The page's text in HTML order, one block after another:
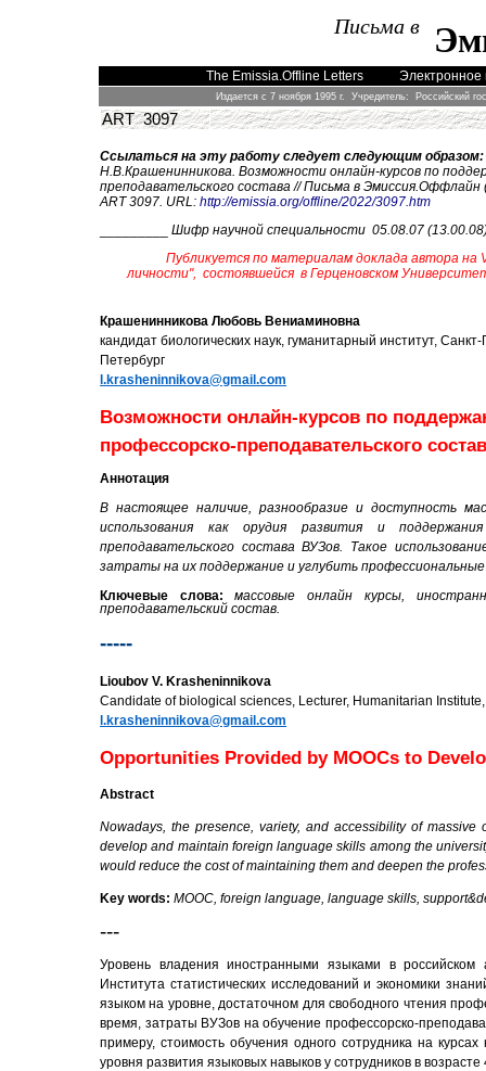
Письма в
The Emissia.Offline Letters Электронное
Издается с 7 ноября 1995 г. Учредитель: Российский
ART 3097
Ссылаться на эту работу следует следующим образом:
Н.В.Крашенинникова. Возможности онлайн-курсов по
преподавательского состава // Письма в
ART 3097. URL: http://emissia.org/offline/2022/3097.htm
Шифр научной специальности 05.08.07
Публикуется по материалам доклада автора на
личности", состоявшейся в Герценовском
Крашенинникова Любовь Вениаминовна
кандидат биологических наук, гуманитарный институт,
Петербург
.krasheninnikova@gmail .com
Возможности онлайн-курсов по
профессорско-преподавательского
Аннотация
В настоящее наличие, разнообразие и доступность
использования как орудия развития и
преподавательского состава ВУЗов. Такое
затраты на их поддержание и углубить
Ключевые слова:массовые онлайн курсы,
преподавательский состав.
-----
Lioubov V. Krasheninnikova
Candidate of biological sciences, Lecturer, Humanitarian
l.krasheninnikova@gmail.com
Opportunities Provided by MOOCs to
Abstract
Nowadays, the presence, variety, and accessibility of
develop and maintain foreign language skills among the
would reduce the cost of maintaining them and deepen the
Key words: MOOC, foreign language, language skills,
---
Уровень владения иностранными языками в
Института статистических исследований и экономики
языком на уровне, достаточном для свободного чтения
время, затраты ВУЗов на обучение профессорско-
примеру, стоимость обучения одного сотрудника на
уровня развития языковых навыков у сотрудников в